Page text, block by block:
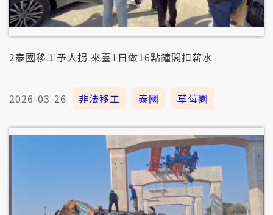
2泰國移工予人拐 來臺1日做16點鐘閣扣薪水
2026-03-26 非法移工 泰國 草莓園